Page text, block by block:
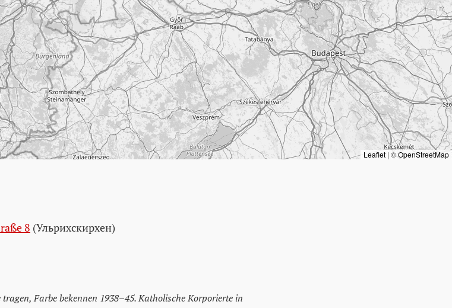
Leaflet | ©OpenStreetMap
8 (Ульрихскирхен)
Farbe bekennen 1938–45. Katholische Korporierte in